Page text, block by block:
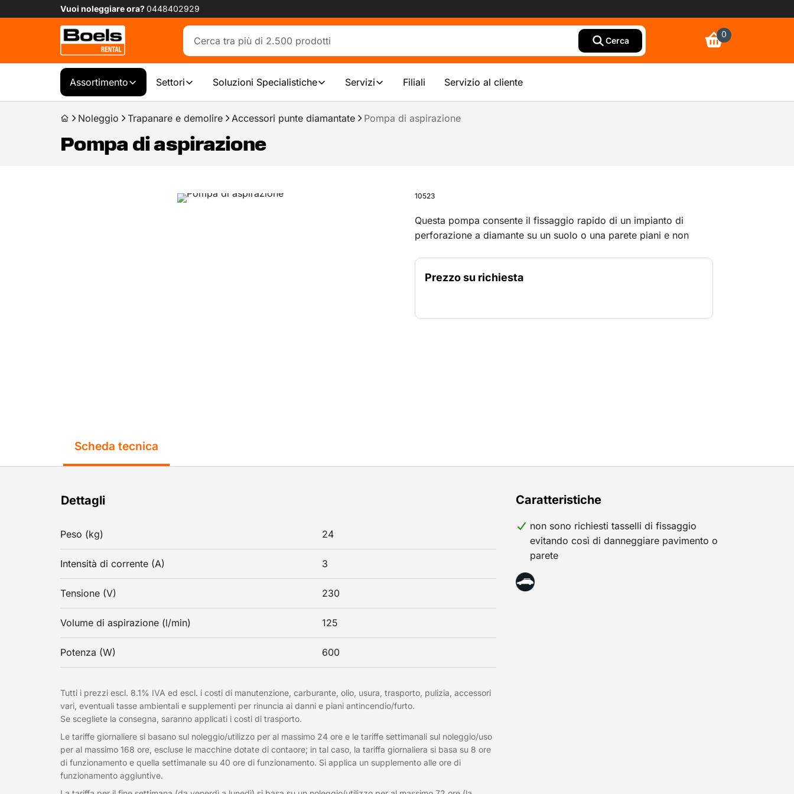
Vuoi noleggiare ora?0448402929
Cerca
0
Assortimento Settori Soluzioni Specialistiche Servizi Filiali Servizio al cliente
Noleggio Trapanare e demolire Accessori punte diamantate Pompa di aspirazione
Pompa di aspirazione
10523
Questa pompa consente il fissaggio rapido di un impianto di
perforazione a diamante su un suolo o una parete piani e non
di collegamento per l'allacciamento al supporto della punta
diamantata.
Prezzo su richiesta
Scheda tecnica
Dettagli
Peso (kg) 24
Intensità di corrente (A) 3
Tensione (V) 230
Volume di aspirazione (l/min) 125
Potenza (W) 600
Caratteristiche
non sono richiesti tasselli di fissaggio
evitando così di danneggiare pavimento o
parete
Tutti i prezzi escl. 8.1% IVA ed escl. i costi di manutenzione, carburante, olio, usura, trasporto, pulizia, accessori
vari, eventuali tasse ambientali e supplementi per rinuncia ai danni e piani antincendio/furto.
Se scegliete la consegna, saranno applicati i costi di trasporto.
Le tariffe giornaliere si basano sul noleggio/utilizzo per al massimo 24 ore e le tariffe settimanali sul noleggio/uso
per al massimo 168 ore, escluse le macchine dotate di contaore; in tal caso, la tariffa giornaliera si basa su 8 ore
di funzionamento e quella settimanale su 40 ore di funzionamento. Si applica un supplemento alle ore di
funzionamento aggiuntive.